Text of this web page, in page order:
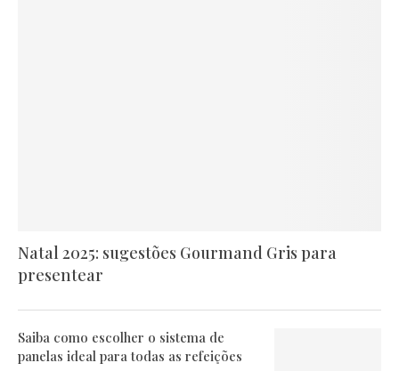
Natal 2025: sugestões Gourmand Gris para
presentear
Saiba como escolher o sistema de
panelas ideal para todas as refeições